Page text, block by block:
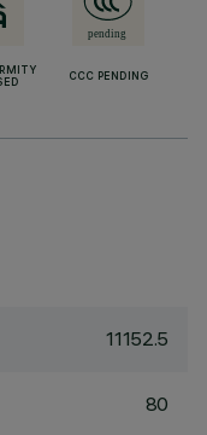
CCC PENDING
11152.5
80